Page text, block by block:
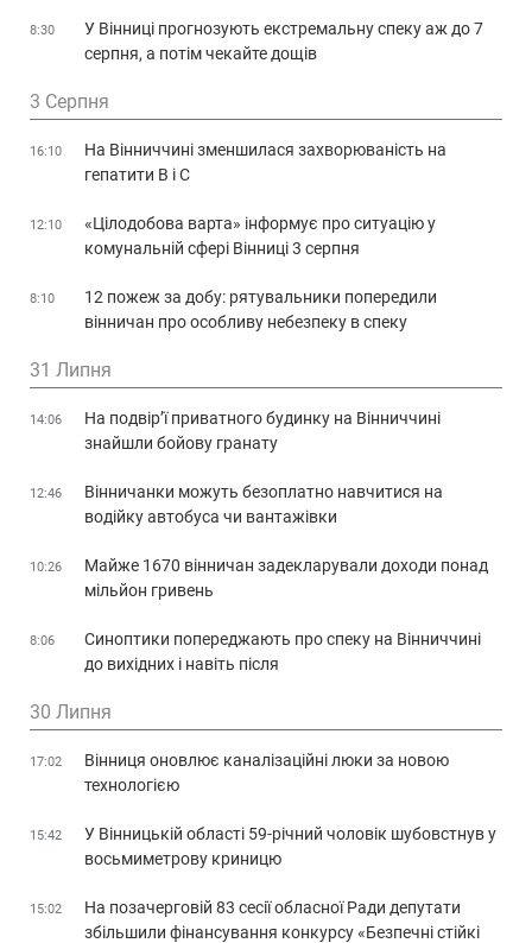
8:30
У Вінниці прогнозують екстремальну спеку аж до 7
серпня, а потім чекайте дощів
3 Серпня
16:10
На Вінниччині зменшилася захворюваність на
гепатити В і С
12:10
«Цілодобова варта» інформує про ситуацію у
комунальній сфері Вінниці 3 серпня
8:10
12 пожеж за добу: рятувальники попередили
вінничан про особливу небезпеку в спеку
31 Липня
14:06
На подвір’ї приватного будинку на Вінниччині
знайшли бойову гранату
12:46
Вінничанки можуть безоплатно навчитися на
водійку автобуса чи вантажівки
10:26
Майже 1670 вінничан задекларували доходи понад
мільйон гривень
8:06
Синоптики попереджають про спеку на Вінниччині
до вихідних і навіть після
30 Липня
17:02
Вінниця оновлює каналізаційні люки за новою
технологією
15:42
У Вінницькій області 59-річний чоловік шубовстнув у
восьмиметрову криницю
15:02
На позачерговій 83 сесії обласної Ради депутати
збільшили фінансування конкурсу «Безпечні стійкі